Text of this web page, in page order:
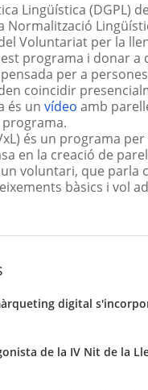
Lingüística (DGPL)
Normalització
Voluntariat per la
programa i donar a
per a
coincidir
és un vídeo amb
és un programa
en la creació de
voluntari, que parla
bàsics i vol
digital
de la IV Nit de la